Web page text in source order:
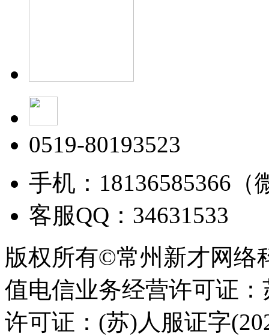
0519-80193523
手机：18136585366（
客服QQ：34631533
版权所有©常州新才网络
值电信业务经营许可证
许可证：(苏)人服证字